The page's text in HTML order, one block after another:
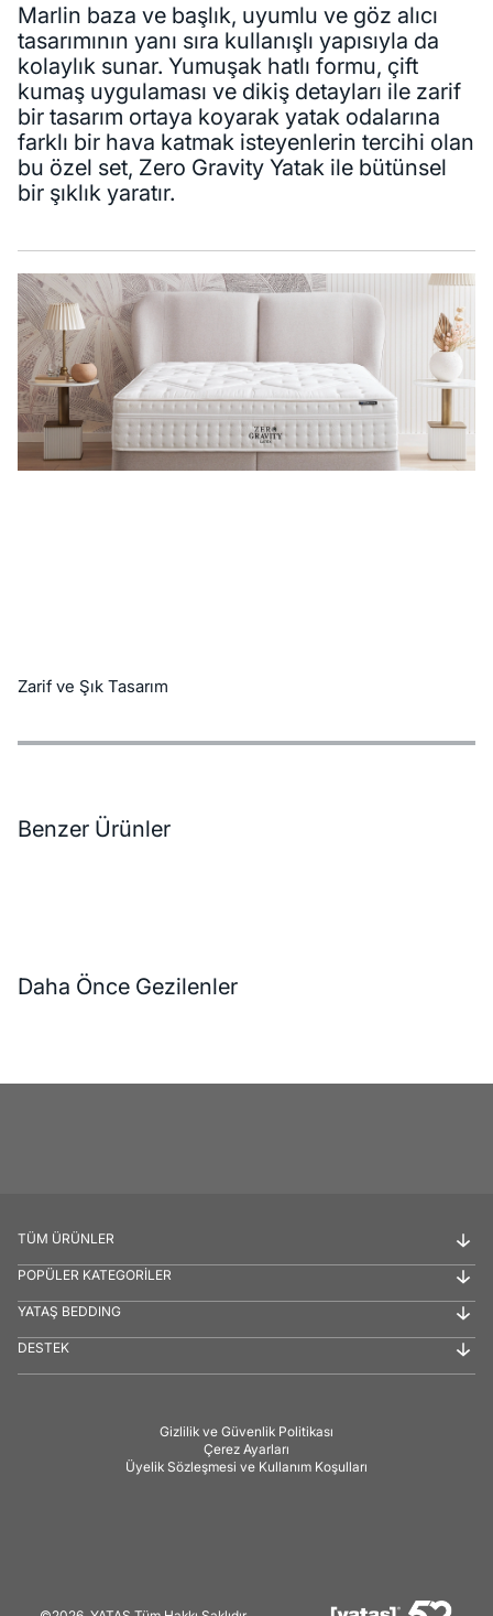
Marlin baza ve başlık, uyumlu ve göz alıcı
tasarımının yanı sıra kullanışlı yapısıyla da
kolaylık sunar. Yumuşak hatlı formu, çift
kumaş uygulaması ve dikiş detayları ile zarif
bir tasarım ortaya koyarak yatak odalarına
farklı bir hava katmak isteyenlerin tercihi olan
bu özel set, Zero Gravity Yatak ile bütünsel
bir şıklık yaratır.
Zarif ve Şık Tasarım
Özellikler
Ödeme Seçenekleri
Teslimat ve İade Koşulları
Benzer Ürünler
Daha Önce Gezilenler
TÜM ÜRÜNLER
POPÜLER KATEGORİLER
YATAŞ BEDDING
DESTEK
Gizlilik ve Güvenlik Politikası
Çerez Ayarları
Üyelik Sözleşmesi ve Kullanım Koşulları